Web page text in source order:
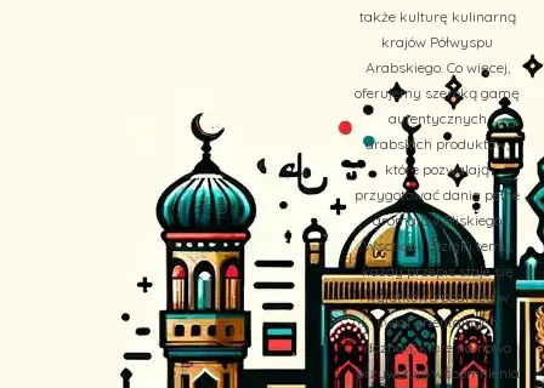
także kulturę kulinarną
krajów Półwyspu
Arabskiego. Co więcej,
oferujemy szeroką gamę
autentycznych
arabskich produktów,
które pozwalają
przygotować dania pełne
aromatów Bliskiego
Wschodu. Dzięki temu,
każdy przepis staje się
wyjątkową podróżą w
świat orientalnych
doznań, które na nowo
przywołują wspomnienia